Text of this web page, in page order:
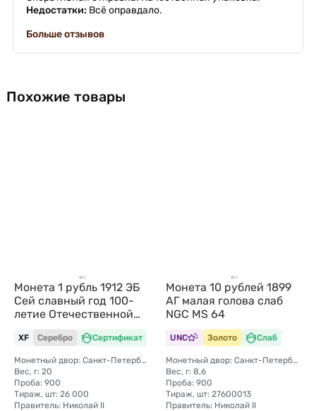
Недостатки: Всё оправдало.
Больше отзывов
Похожие товары
Монета 1 рубль 1912 ЭБ
Сей славный год 100-
летие Отечественной
войны 1812
XF Серебро Сертификат
Монетный двор: Санкт-Петербургский монетный двор
Вес, г: 20
Проба: 900
Тираж, шт: 26 000
Правитель: Николай II
Монета 10 рублей 1899
АГ малая голова слаб
NGC MS 64
UNC Золото Слаб
Монетный двор: Санкт-Петербургский монетный двор
Вес, г: 8,6
Проба: 900
Тираж, шт: 27600013
Правитель: Николай II